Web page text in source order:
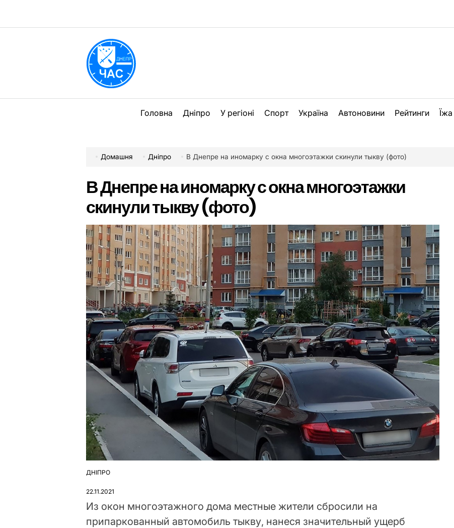
вмісту
Головна Дніпро У регіоні Спорт Україна Автоновини Рейтинги Їжа
Домашня Дніпро В Днепре на иномарку с окна многоэтажки скинули тыкву (фото)
В Днепре на иномарку с окна многоэтажки
скинули тыкву (фото)
ОПУБЛІКУВАТИ
ДНІПРО
22.11.2021
Из окон многоэтажного дома местные жители сбросили на
припаркованный автомобиль тыкву, нанеся значительный ущерб